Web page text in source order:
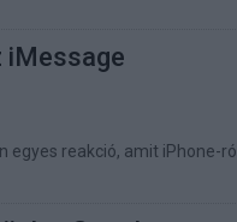
iMessage
reakció, amit iPhone-ról